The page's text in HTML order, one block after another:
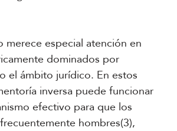
merece especial atención en
dominados por
el ámbito jurídico. En estos
inversa puede funcionar
efectivo para que los
hombres(3),